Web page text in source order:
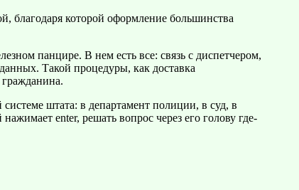
благодаря которой оформление большинства
панцире. В нем есть все: связь с диспетчером,
Такой процедуры, как доставка
гражданина.
штата: в департамент полиции, в суд, в
enter, решать вопрос через его голову где-